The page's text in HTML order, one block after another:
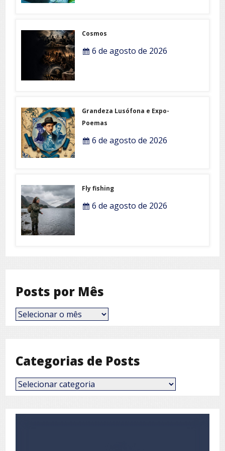
Cosmos
6 de agosto de 2026
Grandeza Lusófona e Expo-
Poemas
6 de agosto de 2026
Fly fishing
6 de agosto de 2026
Posts por Mês
Posts
por
Categorias de Posts
Categorias
de